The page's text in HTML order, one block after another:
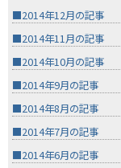
■2014年12月の記事
■2014年11月の記事
■2014年10月の記事
■2014年9月の記事
■2014年8月の記事
■2014年7月の記事
■2014年6月の記事